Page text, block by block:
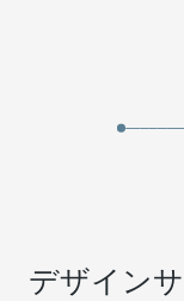
デザイン